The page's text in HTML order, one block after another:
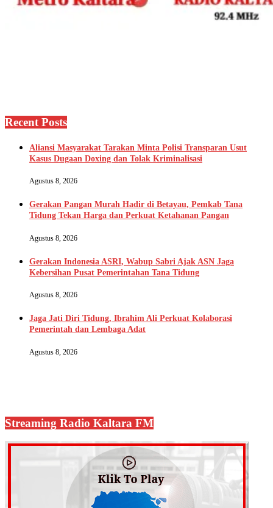
Recent Posts
Aliansi Masyarakat Tarakan Minta Polisi Transparan Usut
Kasus Dugaan Doxing dan Tolak Kriminalisasi
Agustus 8, 2026
Gerakan Pangan Murah Hadir di Betayau, Pemkab Tana
Tidung Tekan Harga dan Perkuat Ketahanan Pangan
Agustus 8, 2026
Gerakan Indonesia ASRI, Wabup Sabri Ajak ASN Jaga
Kebersihan Pusat Pemerintahan Tana Tidung
Agustus 8, 2026
Jaga Jati Diri Tidung, Ibrahim Ali Perkuat Kolaborasi
Pemerintah dan Lembaga Adat
Agustus 8, 2026
Streaming Radio Kaltara FM